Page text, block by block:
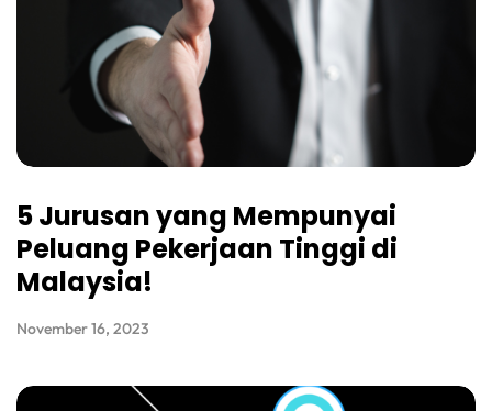
5 Jurusan yang Mempunyai
Peluang Pekerjaan Tinggi di
Malaysia!
November 16, 2023